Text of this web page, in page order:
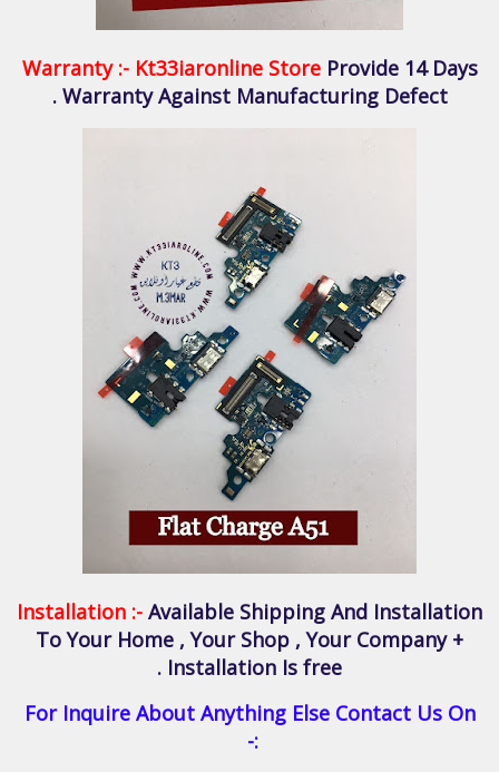
Warranty :- Kt33iaronline Store Provide 14 Days
Warranty Against Manufacturing Defect .
Installation :- Available Shipping And Installation
To Your Home , Your Shop , Your Company +
Installation Is free .
For Inquire About Anything Else Contact Us On
:-